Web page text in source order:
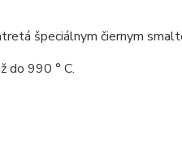
špeciálnym čiernym
do 990 ° C.